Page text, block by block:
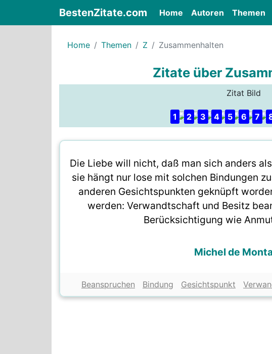
BestenZitate.com Home (current)
Autoren Themen
Home Themen Z Zusammenhalten
Zitate über
Zitat Bild
1 2 3 4 5 6 7
Die Liebe will nicht, daß man sich anders
sie hängt nur lose mit solchen Bindungen
anderen Gesichtspunkten geknüpft
werden: Verwandtschaft und Besitz
Berücksichtigung wie
Michel de
Beanspruchen Bindung Gesichtspunkt